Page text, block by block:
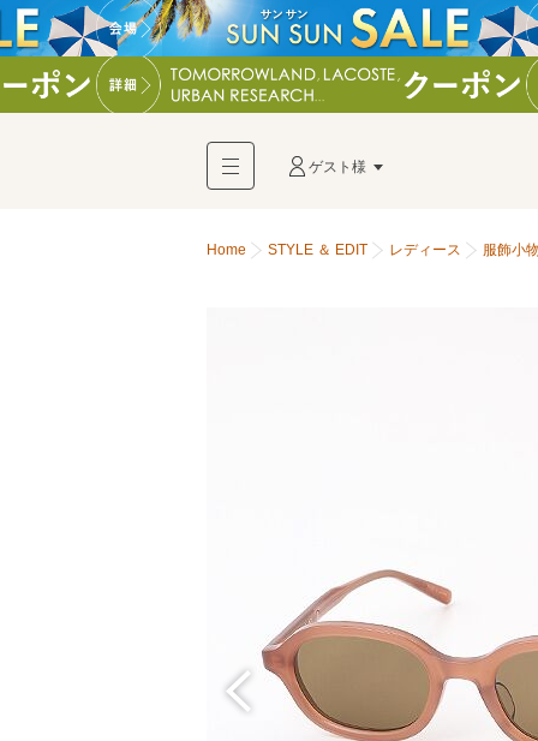
ゲスト様
Home STYLE ＆ EDIT レディース 服飾小物